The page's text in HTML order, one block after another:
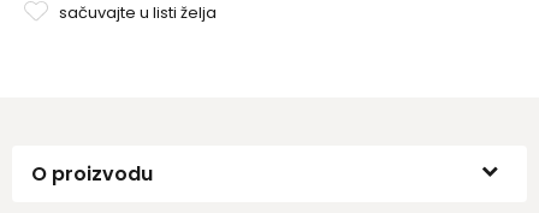
sačuvajte u listi želja
O proizvodu